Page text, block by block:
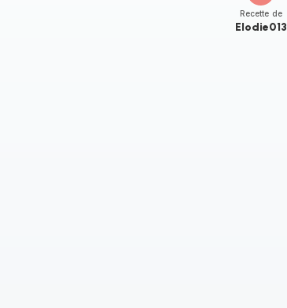
Recette de
Elodie013